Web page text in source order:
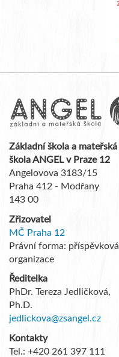
Základní škola a mateřská
škola ANGEL v Praze 12
Angelovova 3183/15
Praha 412 - Modřany
143 00
Zřizovatel
MČ Praha 12
Právní forma: příspěvková
organizace
Ředitelka
PhDr. Tereza Jedličková,
Ph.D.
jedlickova@zsangel.cz
Kontakty
Tel.: +420 261 397 111